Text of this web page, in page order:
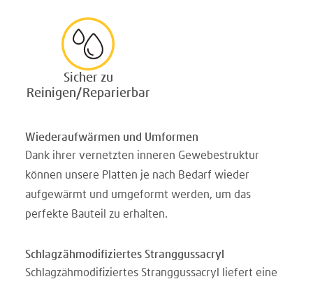
Sicher zu
Reinigen/Reparierbar
Wiederaufwärmen und Umformen
Dank ihrer vernetzten inneren Gewebestruktur
können unsere Platten je nach Bedarf wieder
aufgewärmt und umgeformt werden, um das
perfekte Bauteil zu erhalten.
Schlagzähmodifiziertes Stranggussacryl
Schlagzähmodifiziertes Stranggussacryl liefert eine